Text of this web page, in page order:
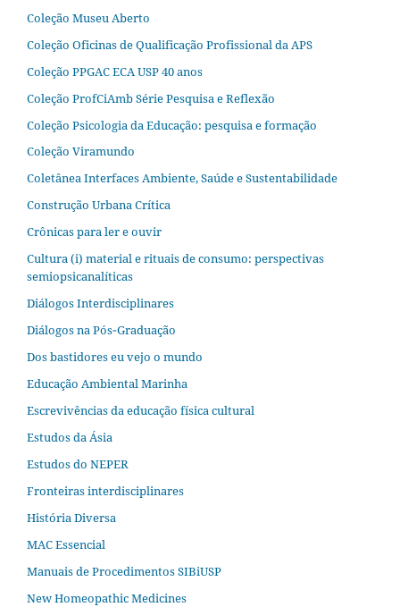
Coleção Museu Aberto
Coleção Oficinas de Qualificação Profissional da APS
Coleção PPGAC ECA USP 40 anos
Coleção ProfCiAmb Série Pesquisa e Reflexão
Coleção Psicologia da Educação: pesquisa e formação
Coleção Viramundo
Coletânea Interfaces Ambiente, Saúde e Sustentabilidade
Construção Urbana Crítica
Crônicas para ler e ouvir
Cultura (i) material e rituais de consumo: perspectivas
semiopsicanalíticas
Diálogos Interdisciplinares
Diálogos na Pós‐Graduação
Dos bastidores eu vejo o mundo
Educação Ambiental Marinha
Escrevivências da educação física cultural
Estudos da Ásia​
Estudos do NEPER
Fronteiras interdisciplinares
História Diversa
MAC Essencial
Manuais de Procedimentos SIBiUSP
New Homeopathic Medicines